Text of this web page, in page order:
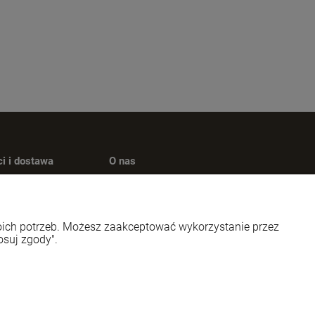
i dostawa O nas
potrzeb. Możesz zaakceptować wykorzystanie przez
zgody".